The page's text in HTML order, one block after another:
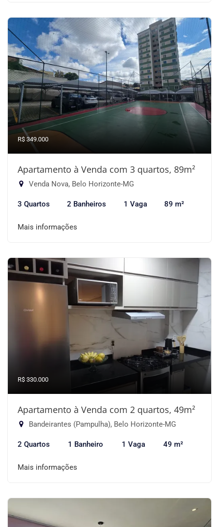
R$ 349.000
Apartamento à Venda com 3 quartos, 89m²
Venda Nova, Belo Horizonte-MG
3 Quartos 2 Banheiros 1 Vaga 89 m²
Mais informações
R$ 330.000
Apartamento à Venda com 2 quartos, 49m²
Bandeirantes (Pampulha), Belo Horizonte-MG
2 Quartos 1 Banheiro 1 Vaga 49 m²
Mais informações